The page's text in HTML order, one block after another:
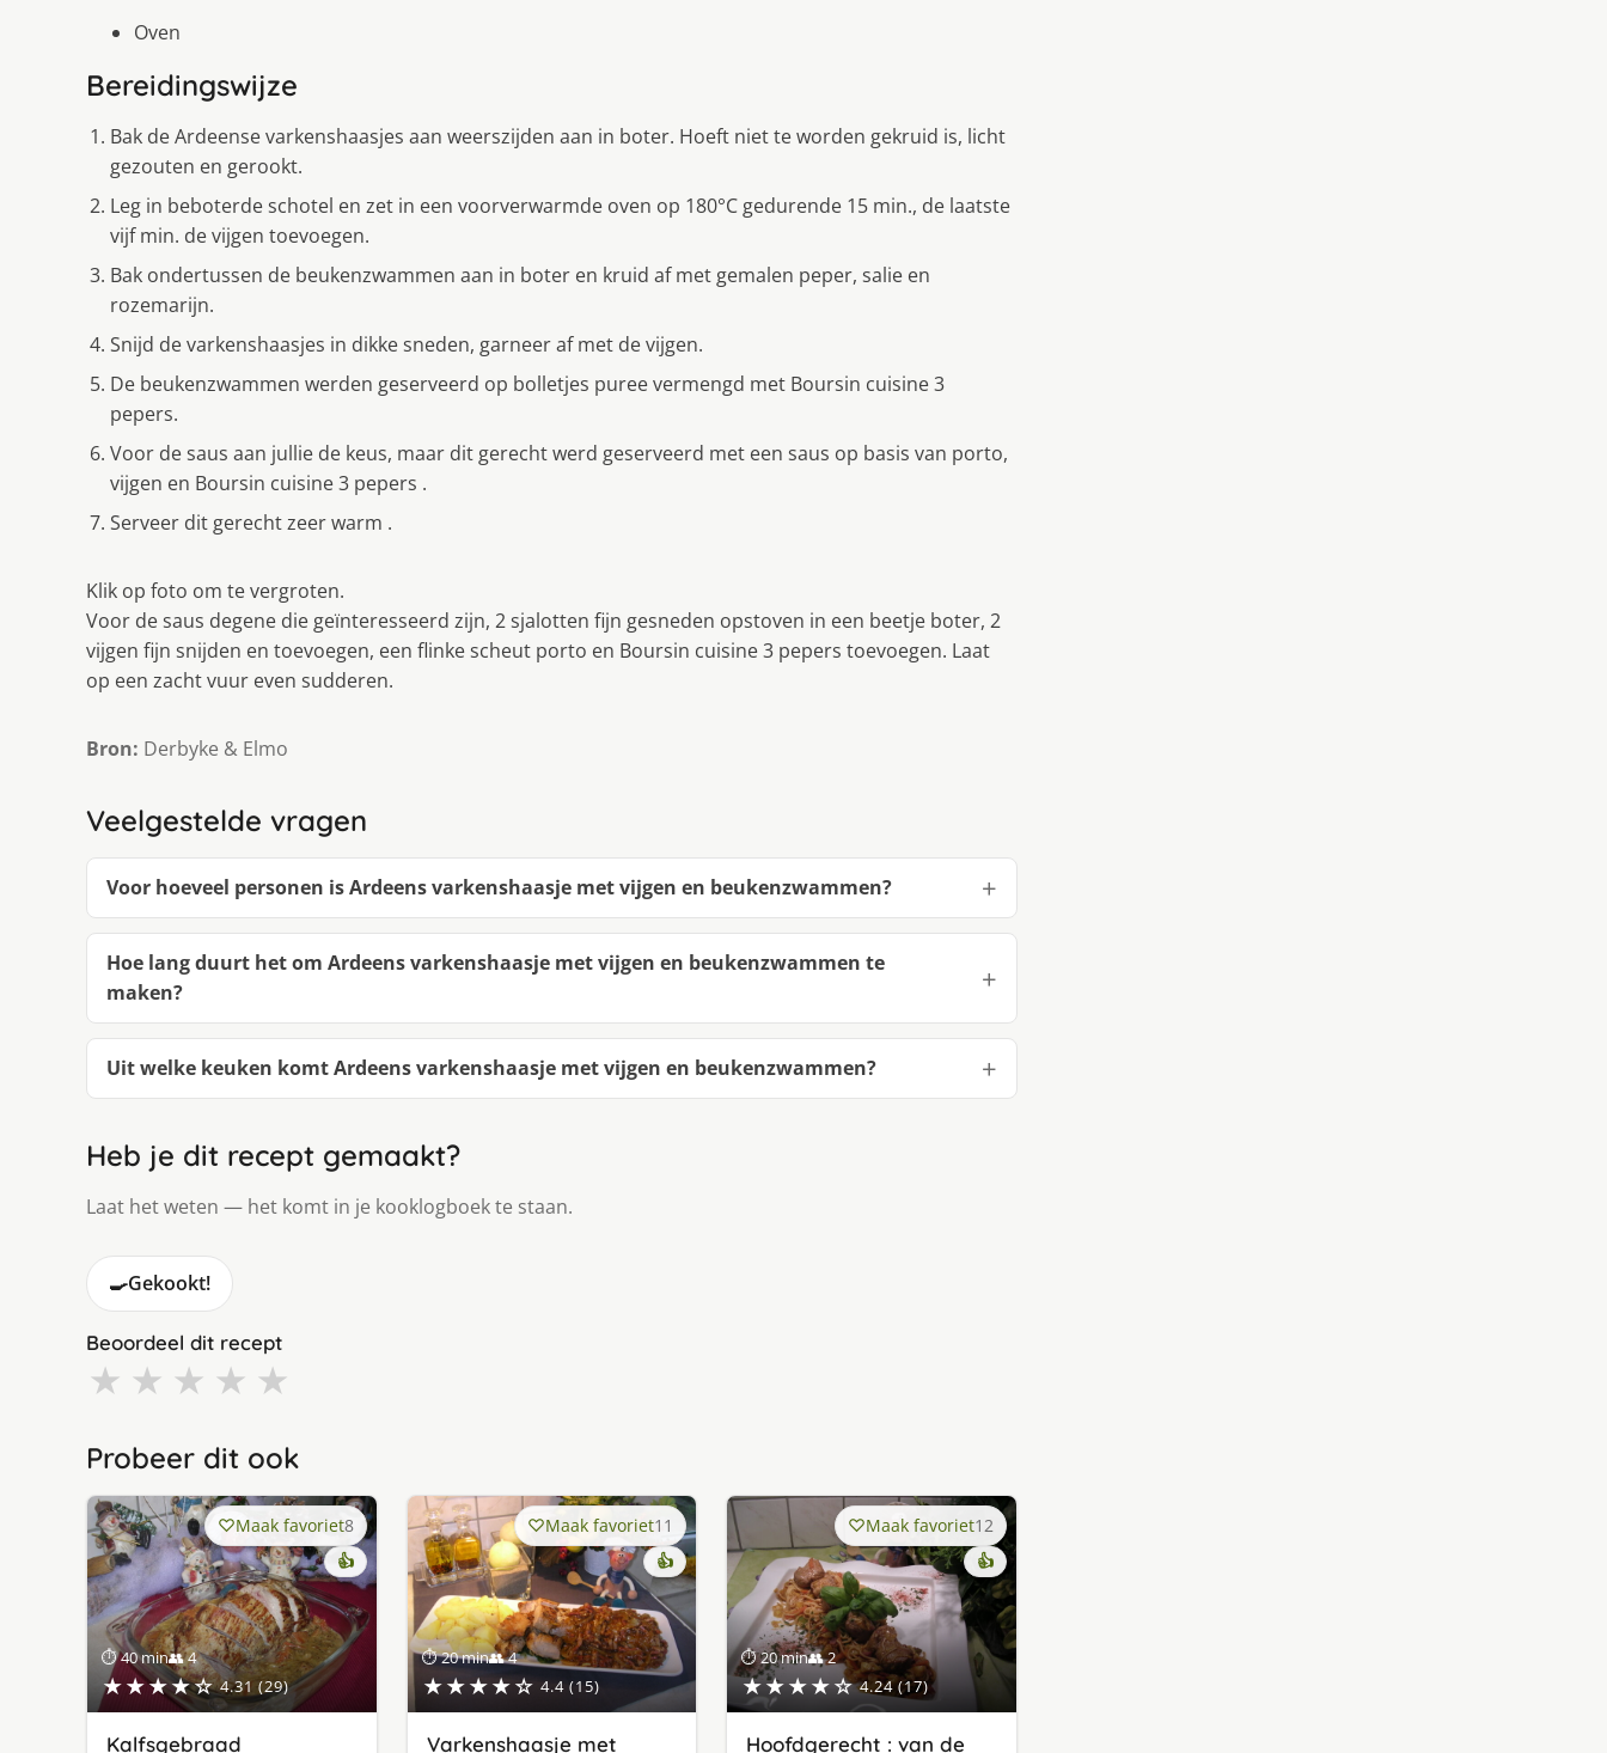
Oven
Bereidingswijze
Bak de Ardeense varkenshaasjes aan weerszijden aan in boter. Hoeft niet te worden gekruid is, licht
gezouten en gerookt.
Leg in beboterde schotel en zet in een voorverwarmde oven op 180°C gedurende 15 min., de laatste
vijf min. de vijgen toevoegen.
Bak ondertussen de beukenzwammen aan in boter en kruid af met gemalen peper, salie en
rozemarijn.
Snijd de varkenshaasjes in dikke sneden, garneer af met de vijgen.
De beukenzwammen werden geserveerd op bolletjes puree vermengd met Boursin cuisine 3
pepers.
Voor de saus aan jullie de keus, maar dit gerecht werd geserveerd met een saus op basis van porto,
vijgen en Boursin cuisine 3 pepers .
Serveer dit gerecht zeer warm .
Klik op foto om te vergroten.
Voor de saus degene die geïnteresseerd zijn, 2 sjalotten fijn gesneden opstoven in een beetje boter, 2
vijgen fijn snijden en toevoegen, een flinke scheut porto en Boursin cuisine 3 pepers toevoegen. Laat
op een zacht vuur even sudderen.
Bron: Derbyke & Elmo
Veelgestelde vragen
Voor hoeveel personen is Ardeens varkenshaasje met vijgen en beukenzwammen?
Hoe lang duurt het om Ardeens varkenshaasje met vijgen en beukenzwammen te
maken?
Uit welke keuken komt Ardeens varkenshaasje met vijgen en beukenzwammen?
Heb je dit recept gemaakt?
Laat het weten — het komt in je kooklogboek te staan.
🍳Gekookt!
Beoordeel dit recept
★ ★ ★ ★ ★
Probeer dit ook
⏱ 40 min👥 4
★★★★☆ 4.31 (29)
Maak favoriet8
👍
Kalfsgebraad
⏱ 20 min👥 4
★★★★☆ 4.4 (15)
Maak favoriet11
👍
Varkenshaasje met
⏱ 20 min👥 2
★★★★☆ 4.24 (17)
Maak favoriet12
👍
Hoofdgerecht : van de